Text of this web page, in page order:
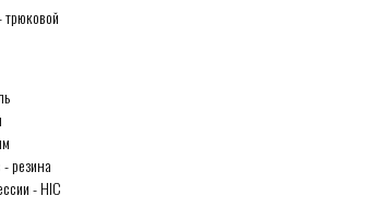
трюковой
резина
- HIC